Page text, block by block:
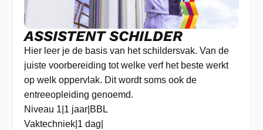
ASSISTENT SCHILDER
Hier leer je de basis van het schildersvak. Van de
juiste voorbereiding tot welke verf het beste werkt
op welk oppervlak. Dit wordt soms ook de
entreeopleiding genoemd.
Niveau 1 1 jaar BBL
Vaktechniek 1 dag